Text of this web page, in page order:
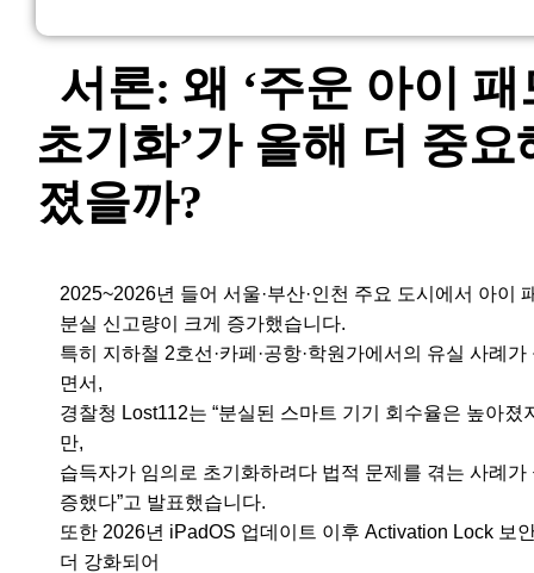
서론: 왜 ‘주운 아이 패
초기화’가 올해 더 중요
졌을까?
2025~2026년 들어 서울·부산·인천 주요 도시에서 아이
분실 신고량이 크게 증가했습니다.
특히 지하철 2호선·카페·공항·학원가에서의 유실 사례가
면서,
경찰청 Lost112는 “분실된 스마트 기기 회수율은 높아졌
만,
습득자가 임의로 초기화하려다 법적 문제를 겪는 사례가
증했다”고 발표했습니다.
또한 2026년 iPadOS 업데이트 이후 Activation Lock 보
더 강화되어